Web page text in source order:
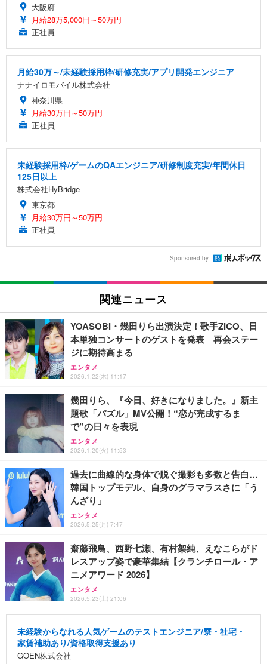
大阪府
月給28万5,000円～50万円
正社員
月給30万～/未経験採用枠/研修充実/アプリ開発エンジニア
ナナイロモバイル株式会社
神奈川県
月給30万円～50万円
正社員
未経験採用枠/ゲームのQAエンジニア/研修制度充実/年間休日
125日以上
株式会社HyBridge
東京都
月給30万円～50万円
正社員
Sponsored by
関連ニュース
YOASOBI・幾田りら出演決定！歌手ZICO、日
本単独コンサートのゲストを発表 再会ステー
ジに期待高まる
エンタメ
2026.1.22(木) 11:17
幾田りら、『今日、好きになりました。』新主
題歌「パズル」MV公開！“恋が完成するま
で”の日々を表現
エンタメ
2026.1.20(火) 11:53
過去に曲線的な身体で脱ぐ撮影も多数と告白…
韓国トップモデル、自身のグラマラスさに「う
んざり」
エンタメ
2026.5.25(月) 7:47
齋藤飛鳥、西野七瀬、有村架純、えなこらがド
レスアップ姿で豪華集結【クランチロール・ア
ニメアワード 2026】
エンタメ
2026.5.23(土) 21:06
未経験からなれる人気ゲームのテストエンジニア/寮・社宅・
家賃補助あり/資格取得支援あり
GOEN株式会社